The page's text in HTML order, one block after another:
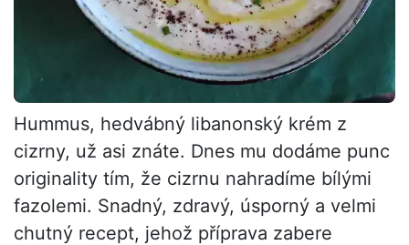
Hummus, hedvábný libanonský krém z
cizrny, už asi znáte. Dnes mu dodáme punc
originality tím, že cizrnu nahradíme bílými
fazolemi. Snadný, zdravý, úsporný a velmi
chutný recept, jehož příprava zabere